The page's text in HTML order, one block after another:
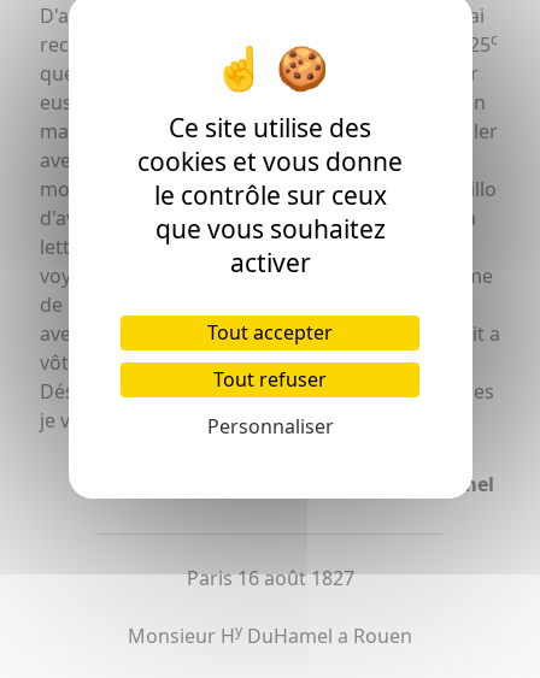
D'après le contenu de votre lettre du 10 Juillet j'ai
reclamé a Mess
Carrere & C 25c
que j'ai du leur compter de même que je les leur
eusse reclamés dans le cas ou le solde eut été en
ma faveur puisque ce sont eux qui devoient régler
avec moi les opérations que vous feriez ici par
mon entremise & n'ayant point reçu de M
Castillo
d'avis ultérieur. Inclus je vous remets copie de la
lettre de ces Messieurs qui ainsy que vous le
voyez reconnoissent bien avoir reçu cette somme
de moi veuillez en conséquence vous entendre
avec eux & je ne doute pas qu'ils ne fassent droit a
vôtre reclamation
Désirant, Monsieur, vous voir utiliser mes services
je vous présente mes sincères salutations
Henry DuHamel
Paris 16 août 1827
Monsieur Hy DuHamel a Rouen
Ce site utilise des
cookies et vous donne
le contrôle sur ceux
que vous souhaitez
activer
Tout accepter
Tout refuser
Personnaliser